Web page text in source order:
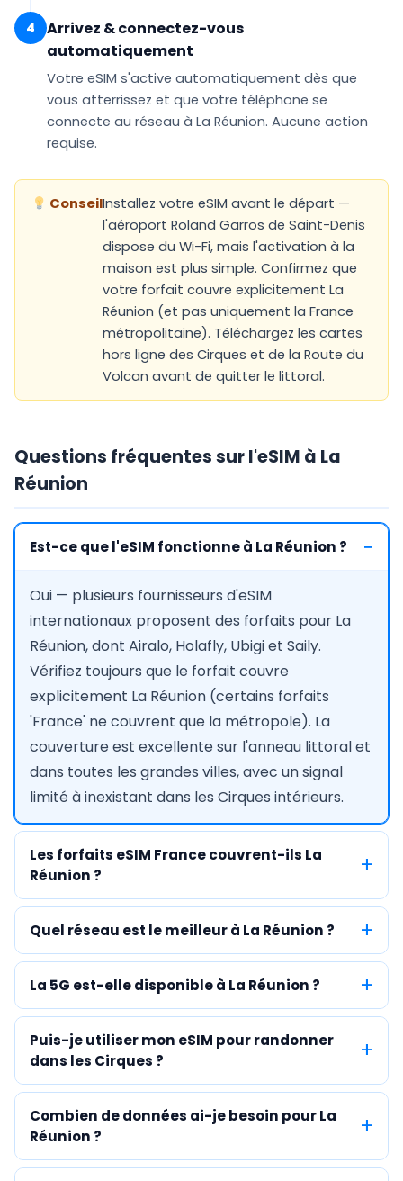
4
Arrivez & connectez-vous
automatiquement
Votre eSIM s'active automatiquement dès que
vous atterrissez et que votre téléphone se
connecte au réseau à La Réunion. Aucune action
requise.
ConseilInstallez votre eSIM avant le départ —
l'aéroport Roland Garros de Saint-Denis
dispose du Wi-Fi, mais l'activation à la
maison est plus simple. Confirmez que
votre forfait couvre explicitement La
Réunion (et pas uniquement la France
métropolitaine). Téléchargez les cartes
hors ligne des Cirques et de la Route du
Volcan avant de quitter le littoral.
Questions fréquentes sur l'eSIM à La
Réunion
Est-ce que l'eSIM fonctionne à La Réunion ?
Oui — plusieurs fournisseurs d'eSIM
internationaux proposent des forfaits pour La
Réunion, dont Airalo, Holafly, Ubigi et Saily.
Vérifiez toujours que le forfait couvre
explicitement La Réunion (certains forfaits
'France' ne couvrent que la métropole). La
couverture est excellente sur l'anneau littoral et
dans toutes les grandes villes, avec un signal
limité à inexistant dans les Cirques intérieurs.
Les forfaits eSIM France couvrent-ils La
Réunion ?
Quel réseau est le meilleur à La Réunion ?
La 5G est-elle disponible à La Réunion ?
Puis-je utiliser mon eSIM pour randonner
dans les Cirques ?
Combien de données ai-je besoin pour La
Réunion ?